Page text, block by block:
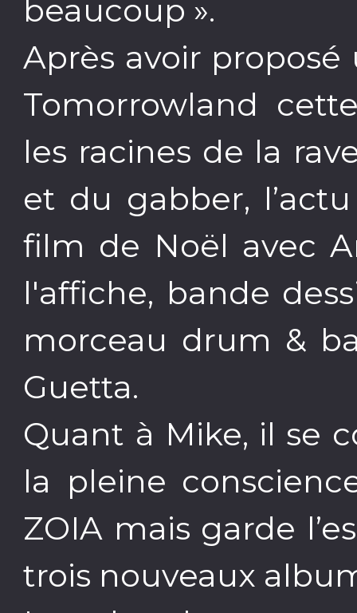
beaucoup ».
Après avoir proposé
Tomorrowland
les racines de la
et du gabber,
film de Noël avec
l'affiche, bande
morceau drum &
Guetta.
Quant à Mike, il se
la pleine
ZOIA mais garde
trois nouveaux